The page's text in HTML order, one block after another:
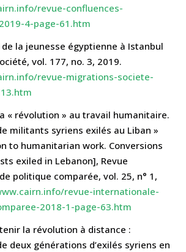
revue-confluences-
4-page-61.htm
de la jeunesse égyptienne à Istanbul
vol. 177, no. 3, 2019.
revue-migrations-societe-
« révolution » au travail humanitaire.
militants syriens exilés au Liban »
to humanitarian work. Conversions
exiled in Lebanon], Revue
politique comparée, vol. 25, n° 1,
revue-internationale-
2018-1-page-63.htm
la révolution à distance :
deux générations d’exilés syriens en